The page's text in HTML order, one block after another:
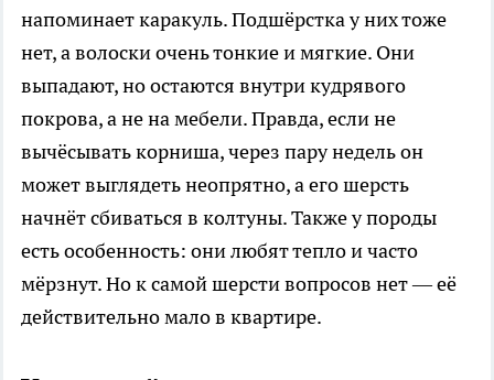
напоминает каракуль. Подшёрстка у них тоже
нет, а волоски очень тонкие и мягкие. Они
выпадают, но остаются внутри кудрявого
покрова, а не на мебели. Правда, если не
вычёсывать корниша, через пару недель он
может выглядеть неопрятно, а его шерсть
начнёт сбиваться в колтуны. Также у породы
есть особенность: они любят тепло и часто
мёрзнут. Но к самой шерсти вопросов нет — её
действительно мало в квартире.